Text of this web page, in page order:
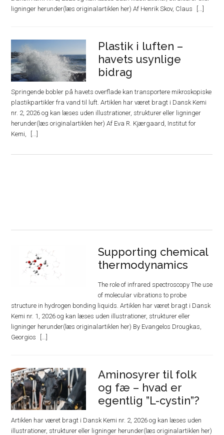
ligninger herunder(læs originalartiklen her) Af Henrik Skov, Claus
Plastik i luften –
havets usynlige
bidrag
Springende bobler på havets overflade kan transportere mikroskopiske
plastikpartikler fra vand til luft. Artiklen har været bragt i Dansk Kemi
nr. 2, 2026 og kan læses uden illustrationer, strukturer eller ligninger
herunder(læs originalartiklen her) Af Eva R. Kjærgaard, Institut for
Kemi,
Supporting chemical
thermodynamics
The role of infrared spectroscopy The use
of molecular vibrations to probe
structure in hydrogen bonding liquids. Artiklen har været bragt i Dansk
Kemi nr. 1, 2026 og kan læses uden illustrationer, strukturer eller
ligninger herunder(læs originalartiklen her) By Evangelos Drougkas,
Georgios
Aminosyrer til folk
og fæ – hvad er
egentlig ”L-cystin”?
Artiklen har været bragt i Dansk Kemi nr. 2, 2026 og kan læses uden
illustrationer, strukturer eller ligninger herunder(læs originalartiklen her)